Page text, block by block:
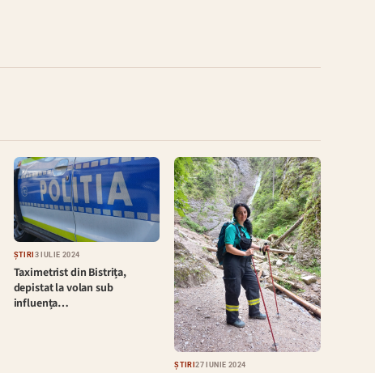
ȘTIRI 3 IULIE 2024
Taximetrist din Bistrița,
depistat la volan sub
influența…
ȘTIRI27 IUNIE 2024